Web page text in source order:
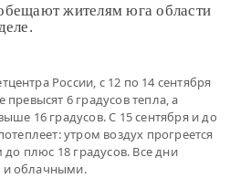
жителям юга области
России, с 12 по 14 сентября
6 градусов тепла, а
16 градусов. С 15 сентября и до
утром воздух прогреется
плюс 18 градусов. Все дни
облачными.